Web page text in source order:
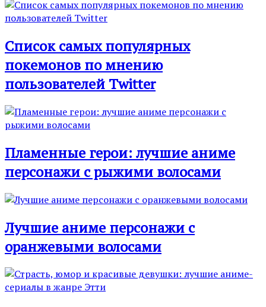
Список самых популярных
покемонов по мнению
пользователей Twitter
Пламенные герои: лучшие аниме
персонажи с рыжими волосами
Лучшие аниме персонажи с
оранжевыми волосами